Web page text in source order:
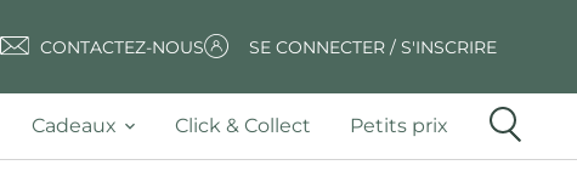
CONTACTEZ-NOUS SE CONNECTER / S'INSCRIRE
Cadeaux Click & Collect Petits prix